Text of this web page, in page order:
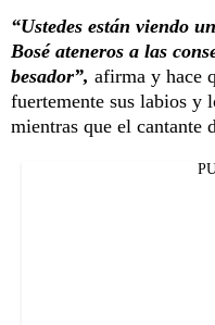
“Ustedes están viendo
Bosé ateneros a las
besador”, afirma y hace
fuertemente sus labios y
mientras que el cantante